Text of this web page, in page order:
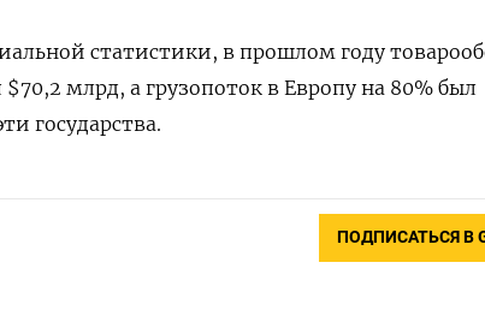
статистики, в прошлом году
млрд, а грузопоток в Европу на 80% был
государства.
ПОДПИСАТЬСЯ В